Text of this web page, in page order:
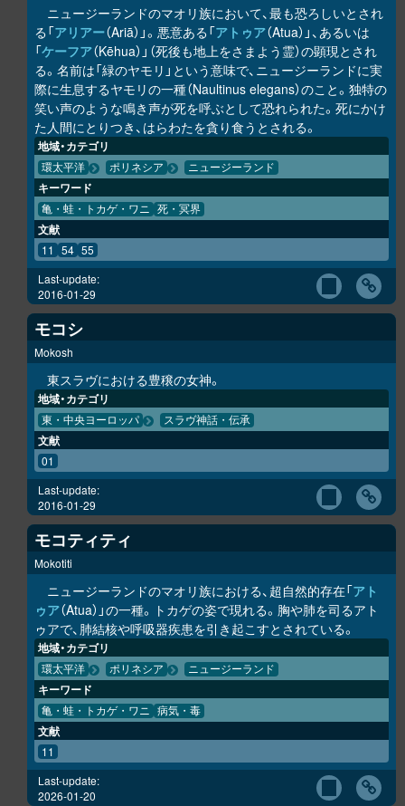
ニュージーランドのマオリ族において、最も恐ろしいとされ
る「アリアー（Ariā）」。悪意ある「アトゥア（Atua）」、あるいは
「ケーフア（Kēhua）」（死後も地上をさまよう霊）の顕現とされ
る。名前は「緑のヤモリ」という意味で、ニュージーランドに実
際に生息するヤモリの一種（Naultinus elegans）のこと。独特の
笑い声のような鳴き声が死を呼ぶとして恐れられた。死にかけ
た人間にとりつき、はらわたを貪り食うとされる。
地域・カテゴリ
環太平洋 ポリネシア ニュージーランド
キーワード
亀・蛙・トカゲ・ワニ 死・冥界
文献
11 54 55
Last-update:
2016-01-29
モコシ
Mokosh
東スラヴにおける豊穣の女神。
地域・カテゴリ
東・中央ヨーロッパ スラヴ神話・伝承
文献
01
Last-update:
2016-01-29
モコティティ
Mokotiti
ニュージーランドのマオリ族における、超自然的存在「アト
ゥア（Atua）」の一種。トカゲの姿で現れる。胸や肺を司るアト
ゥアで、肺結核や呼吸器疾患を引き起こすとされている。
地域・カテゴリ
環太平洋 ポリネシア ニュージーランド
キーワード
亀・蛙・トカゲ・ワニ 病気・毒
文献
11
Last-update:
2026-01-20